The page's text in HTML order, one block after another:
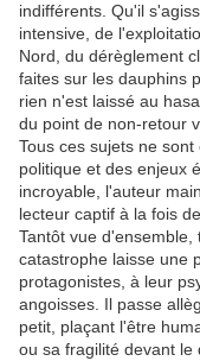
indifférents. Qu'il
intensive, de
Nord, du dérèglement
faites sur les dauphins
rien n'est laissé au
du point de non-retour
Tous ces sujets ne
politique et des enjeux
incroyable, l'auteur
lecteur captif à la fois
Tantôt vue
catastrophe laisse une
protagonistes, à leur
angoisses. Il passe
petit, plaçant l'être
ou sa fragilité devant le